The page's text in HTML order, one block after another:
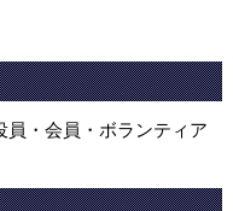
員・会員・ボランティア